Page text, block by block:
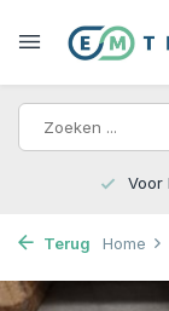
Terug Home